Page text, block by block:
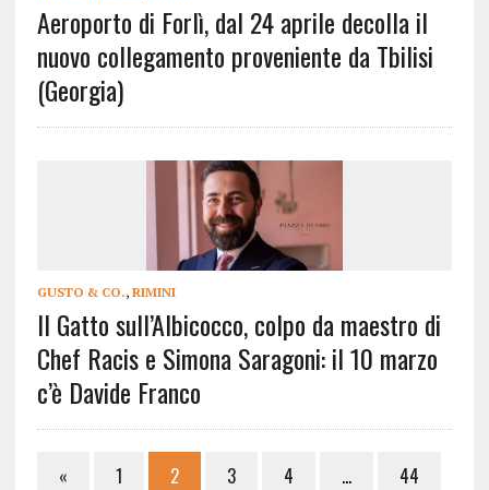
Aeroporto di Forlì, dal 24 aprile decolla il
nuovo collegamento proveniente da Tbilisi
(Georgia)
GUSTO & CO., RIMINI
Il Gatto sull’Albicocco, colpo da maestro di
Chef Racis e Simona Saragoni: il 10 marzo
c’è Davide Franco
« 1 2 3 4 …
44